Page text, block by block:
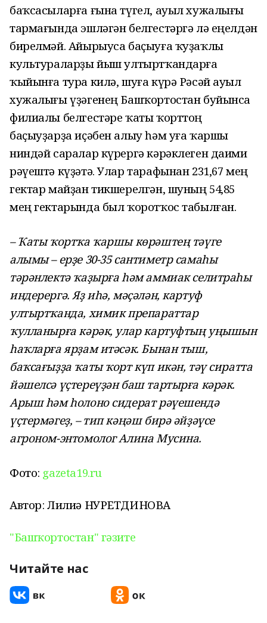
баҡсасыларға ғына түгел, ауыл хужалығы
тармағында эшләгән белгестәргә лә еңелдән
бирелмәй. Айырыуса баҫыуға ҡуҙаҡлы
культураларҙы йыш ултыртҡандарға
ҡыйынға тура килә, шуға күрә Рәсәй ауыл
хужалығы үҙәгенең Башҡортостан буйынса
филиалы белгестәре ҡаты ҡорттоң
баҫыуҙарҙа иҫәбен алыу һәм уға ҡаршы
ниндәй саралар күрергә кәрәклеген даими
рәүештә күҙәтә. Улар тарафынан 231,67 мең
гектар майҙан тикшерелгән, шуның 54,85
мең гектарында был ҡоротҡос табылған.
– Ҡаты ҡортҡа ҡаршы көрәштең тәүге
алымы – ерҙе 30-35 сантиметр самаһы
тәрәнлектә ҡаҙырға һәм аммиак селитраһы
индерергә. Яҙ иһә, мәҫәлән, картуф
ултыртҡанда, химик препараттар
ҡулланырға кәрәк, улар картуфтың уңышын
һаҡларға ярҙам итәсәк. Бынан тыш,
баҡсағыҙҙа ҡаты ҡорт күп икән, тәү сиратта
йәшелсә үҫтереүҙән баш тартырға кәрәк.
Арыш һәм һолоно сидерат рәүешендә
үҫтермәгеҙ, – тип кәңәш бирә әйҙәүсе
агроном-энтомолог Алина Мусина.
Фото: gazeta19.ru
Автор: Лилиә НУРЕТДИНОВА
"Башҡортостан" гәзите
Читайте нас